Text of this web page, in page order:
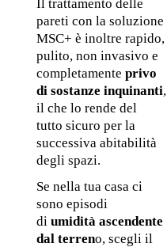
Il trattamento delle
pareti con la soluzione
MSC+ è inoltre rapido,
pulito, non invasivo e
completamente privo
di sostanze inquinanti,
il che lo rende del
tutto sicuro per la
successiva abitabilità
degli spazi.
Se nella tua casa ci
sono episodi
di umidità ascendente
dal terreno, scegli il